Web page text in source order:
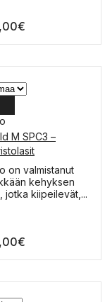
€
M SPC3 –
on valmistanut
kehyksen
jotka kiipeilevät,...
€